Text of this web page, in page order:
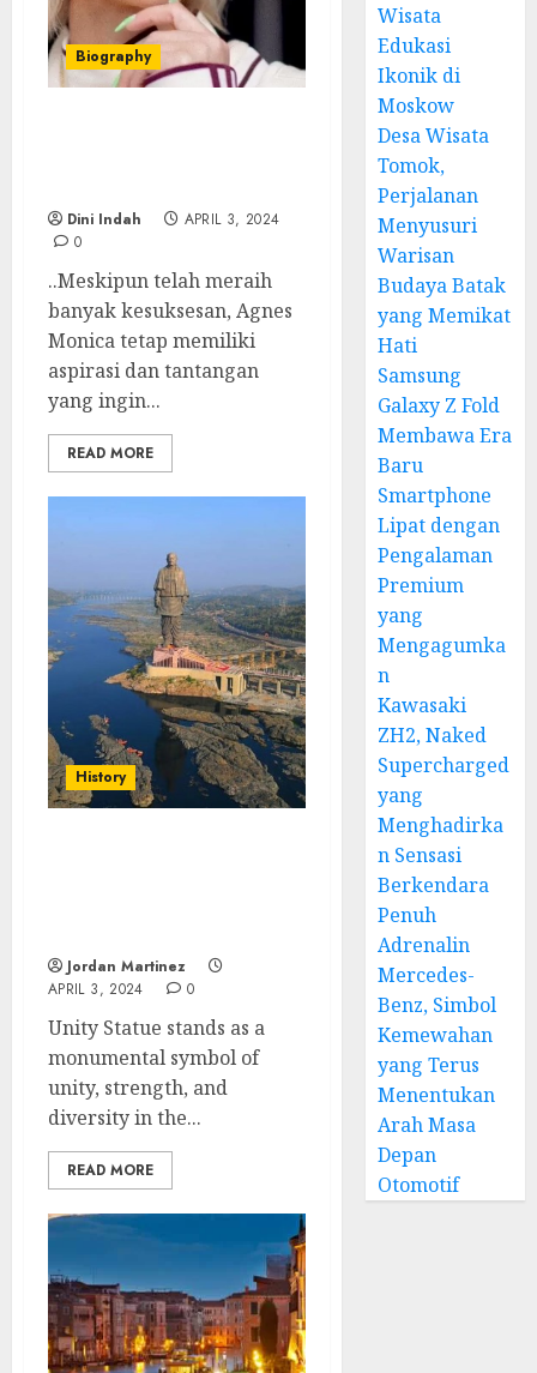
Biography
Dini Indah
APRIL 3, 2024
0
..Meskipun telah meraih
banyak kesuksesan, Agnes
Monica tetap memiliki
aspirasi dan tantangan
yang ingin...
READ MORE
History
Jordan Martinez
APRIL 3, 2024
0
Unity Statue stands as a
monumental symbol of
unity, strength, and
diversity in the...
READ MORE
Wisata
Edukasi
Ikonik di
Moskow
Desa Wisata
Tomok,
Perjalanan
Menyusuri
Warisan
Budaya Batak
yang Memikat
Hati
Samsung
Galaxy Z Fold
Membawa Era
Baru
Smartphone
Lipat dengan
Pengalaman
Premium
yang
Mengagumka
n
Kawasaki
ZH2, Naked
Supercharged
yang
Menghadirka
n Sensasi
Berkendara
Penuh
Adrenalin
Mercedes-
Benz, Simbol
Kemewahan
yang Terus
Menentukan
Arah Masa
Depan
Otomotif